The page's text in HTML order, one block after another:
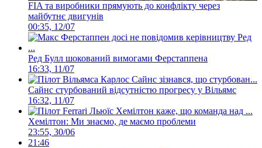
FIA та виробники прямують до конфлікту через
майбутнє двигунів
00:35, 12/07
Ред Булл шокований вимогами Ферстаппена
16:33, 11/07
Сайнс стурбований відсутністю прогресу у Вільямс
16:32, 11/07
Хемілтон: Ми знаємо, де маємо проблеми
23:55, 30/06
21:46